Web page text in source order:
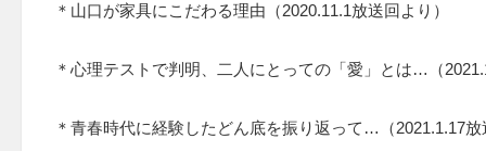
＊山口が家具にこだわる理由（2020.11.1放送回より）
＊心理テストで判明、二人にとっての「愛」とは…（
＊青春時代に経験したどん底を振り返って…（2021.1.17